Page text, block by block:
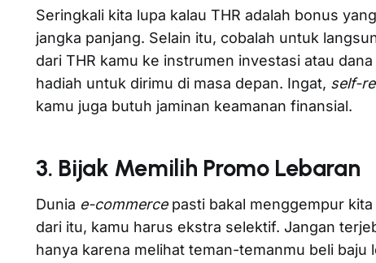
Seringkali kita lupa kalau THR adalah bonus
jangka panjang. Selain itu, cobalah untuk
dari THR kamu ke instrumen investasi atau
hadiah untuk dirimu di masa depan. Ingat, self-
kamu juga butuh jaminan keamanan finansial.
3. Bijak Memilih Promo Lebaran
Dunia e-commercepasti bakal menggempur
dari itu, kamu harus ekstra selektif. Jangan
hanya karena melihat teman-temanmu beli baju